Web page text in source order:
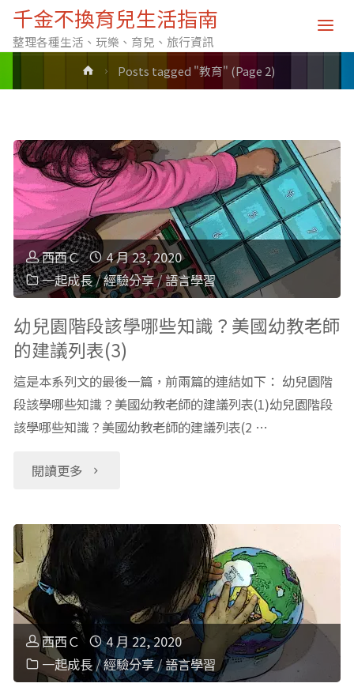
千金不換育兒生活指南
整理各種生活、玩樂、育兒、旅行資訊
標籤: 教育
HomePosts tagged "教育" (Page 2)
西西Ｃ
4 月 23, 2020
一起成長/經驗分享/語言學習
幼兒園階段該學哪些知識？美國幼教老師
的建議列表(3)
這是本系列文的最後一篇，前兩篇的連結如下： 幼兒園階
段該學哪些知識？美國幼教老師的建議列表(1)幼兒園階段
該學哪些知識？美國幼教老師的建議列表(2 …
閱讀更多
"幼
園
段
該
西西Ｃ
4 月 22, 2020
一起成長/經驗分享/語言學習